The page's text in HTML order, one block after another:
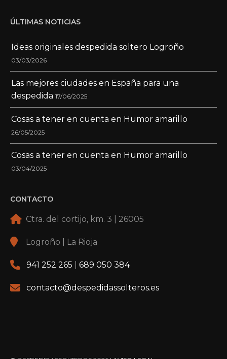
ÚLTIMAS NOTICIAS
Ideas originales despedida soltero Logroño
03/03/2026
Las mejores ciudades en España para una
despedida 17/06/2025
Cosas a tener en cuenta en Humor amarillo
26/05/2025
Cosas a tener en cuenta en Humor amarillo
03/04/2025
CONTACTO
Ctra. del cortijo, km. 3 | 26005
Logroño | La Rioja
941 252 265 689 050 384
contacto@despedidassolteros.es